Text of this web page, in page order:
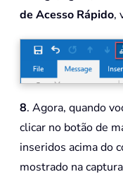
de Acesso Rápido,
8. Agora, quando
clicar no botão de
inseridos acima do
mostrado na